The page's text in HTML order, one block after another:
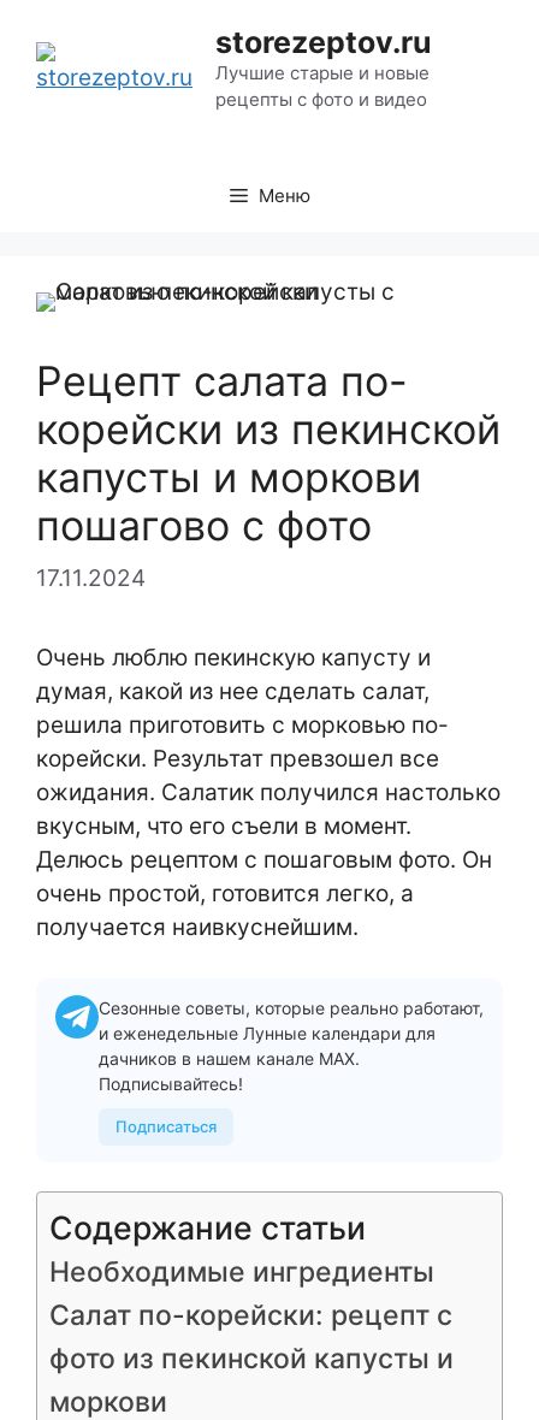
содержимому
storezeptov.ru
Лучшие старые и новые
рецепты с фото и видео
Меню
Рецепт салата по-
корейски из пекинской
капусты и моркови
пошагово с фото
17.11.2024
Очень люблю пекинскую капусту и
думая, какой из нее сделать салат,
решила приготовить с морковью по-
корейски. Результат превзошел все
ожидания. Салатик получился настолько
вкусным, что его съели в момент.
Делюсь рецептом с пошаговым фото. Он
очень простой, готовится легко, а
получается наивкуснейшим.
Сезонные советы, которые реально работают,
и еженедельные Лунные календари для
дачников в нашем канале MAX.
Подписывайтесь!
Подписаться
Содержание статьи
Необходимые ингредиенты
Салат по-корейски: рецепт с
фото из пекинской капусты и
моркови